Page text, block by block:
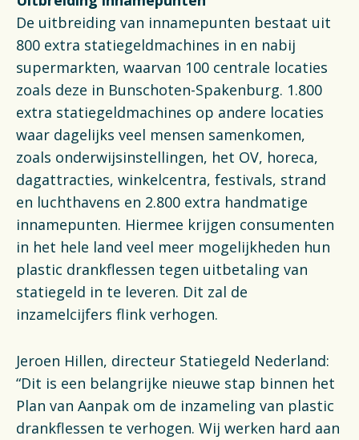
De uitbreiding van innamepunten bestaat uit
800 extra statiegeldmachines in en nabij
supermarkten, waarvan 100 centrale locaties
zoals deze in Bunschoten-Spakenburg. 1.800
extra statiegeldmachines op andere locaties
waar dagelijks veel mensen samenkomen,
zoals onderwijsinstellingen, het OV, horeca,
dagattracties, winkelcentra, festivals, strand
en luchthavens en 2.800 extra handmatige
innamepunten. Hiermee krijgen consumenten
in het hele land veel meer mogelijkheden hun
plastic drankflessen tegen uitbetaling van
statiegeld in te leveren. Dit zal de
inzamelcijfers flink verhogen.
Jeroen Hillen, directeur Statiegeld Nederland:
“Dit is een belangrijke nieuwe stap binnen het
Plan van Aanpak om de inzameling van plastic
drankflessen te verhogen. Wij werken hard aan